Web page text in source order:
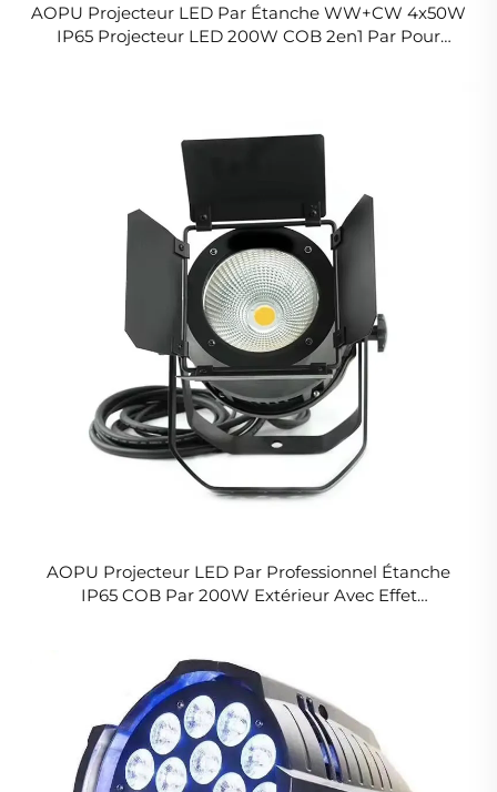
AOPU Projecteur LED Par Étanche WW+CW 4x50W
IP65 Projecteur LED 200W COB 2en1 Par Pour
AOPU Projecteur LED Par Professionnel Étanche
IP65 COB Par 200W Extérieur Avec Effet